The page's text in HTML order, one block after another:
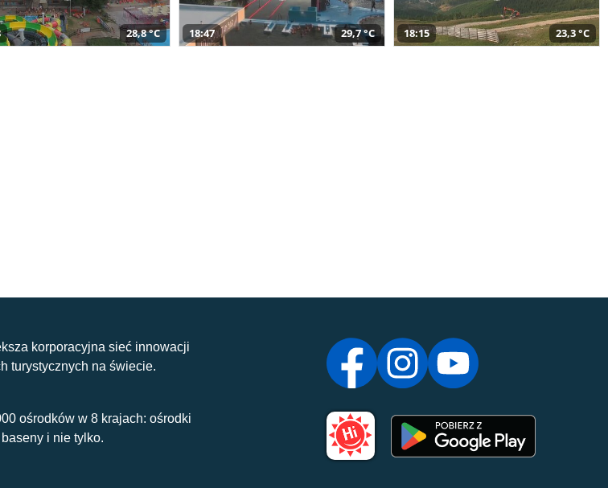
28,8 °C 18:47 29,7 °C 18:15 23,3 °C
korporacyjna sieć innowacji
turystycznych na świecie.
ośrodków w 8 krajach: ośrodki
i nie tylko.